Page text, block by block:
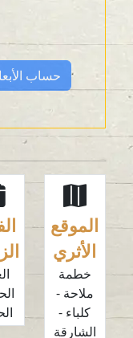
حساب الأبعاد
الموقع
الأثري
خطمة
ملاحة -
كلباء -
الشارقة